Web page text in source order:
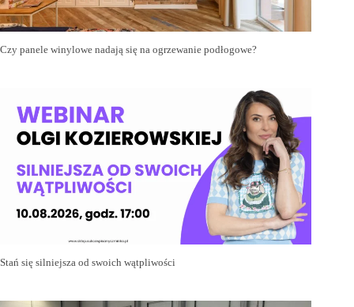
Czy panele winylowe nadają się na ogrzewanie podłogowe?
Stań się silniejsza od swoich wątpliwości